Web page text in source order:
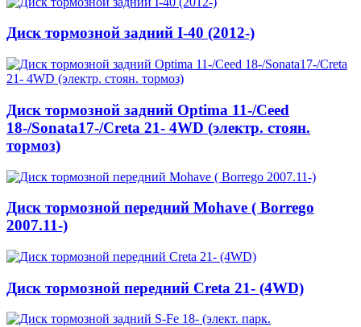
Диск тормозной задний I-40 (2012-)
Диск тормозной задний Optima 11-/Ceed
18-/Sonata17-/Creta 21- 4WD (электр. стоян.
тормоз)
Диск тормозной передний Mohave ( Borrego
2007.11-)
Диск тормозной передний Creta 21- (4WD)